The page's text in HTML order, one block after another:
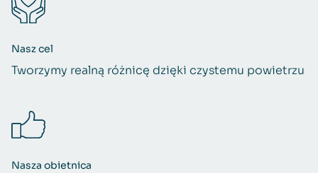
Nasz cel
Tworzymy realną różnicę dzięki czystemu powietrzu
Nasza obietnica